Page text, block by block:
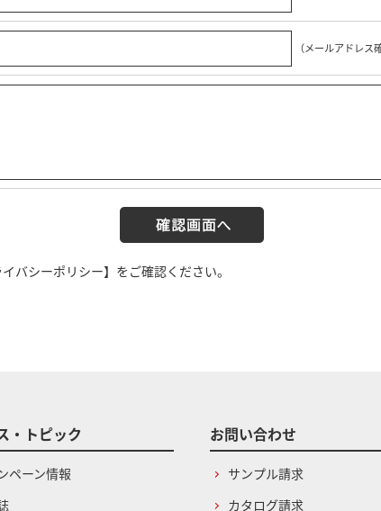
（メールアドレ
イバシーポリシー】 をご確認ください。
・トピック
ペーン情報
お問い合わせ
サンプル請求
カタログ請求